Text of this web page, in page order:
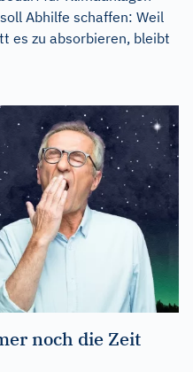
Abhilfe schaffen: Weil
es zu absorbieren, bleibt
noch die Zeit